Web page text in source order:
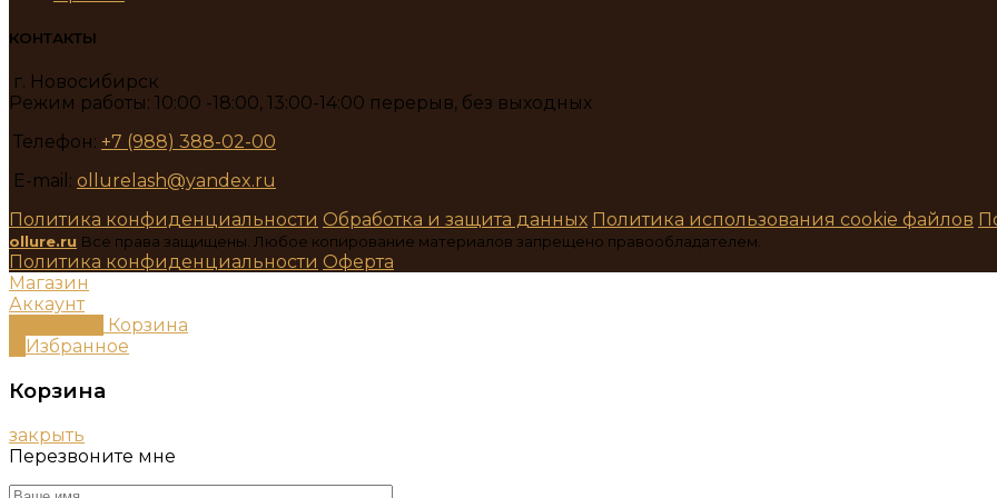
КОНТАКТЫ
г. Новосибирск
Режим работы: 10:00 -18:00, 13:00-14:00 перерыв, без выходных
Телефон: +7 (988) 388-02-00
E-mail: ollurelash@yandex.ru
Политика конфиденциальности Обработка и защита данных Политика использования cookie файлов
ollure.ru Все права защищены. Любое копирование материалов запрещено правообладателем.
Политика конфиденциальности Оферта
Магазин
Аккаунт
Корзина
Избранное
Корзина
закрыть
Перезвоните мне